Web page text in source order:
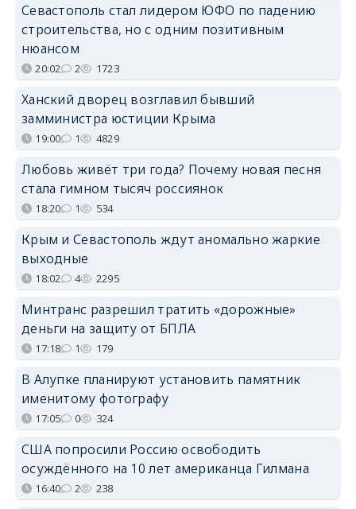
Севастополь стал лидером ЮФО по падению
строительства, но с одним позитивным
нюансом
20:02 2 1723
Ханский дворец возглавил бывший
замминистра юстиции Крыма
19:00 1 4829
Любовь живёт три года? Почему новая песня
стала гимном тысяч россиянок
18:20 1 534
Крым и Севастополь ждут аномально жаркие
выходные
18:02 4 2295
Минтранс разрешил тратить «дорожные»
деньги на защиту от БПЛА
17:18 1 179
В Алупке планируют установить памятник
именитому фотографу
17:05 0 324
США попросили Россию освободить
осуждённого на 10 лет американца Гилмана
16:40 2 238